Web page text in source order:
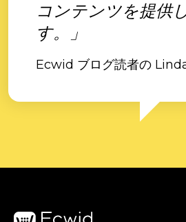
コンテンツを提供
す。」
Ecwid ブログ読者の